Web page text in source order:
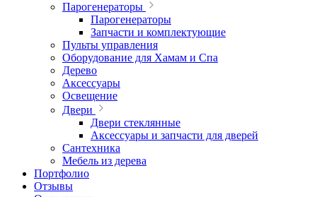
Парогенераторы
Парогенераторы
Запчасти и комплектующие
Пульты управления
Оборудование для Хамам и Спа
Дерево
Аксессуары
Освещение
Двери
Двери стеклянные
Аксессуары и запчасти для дверей
Сантехника
Мебель из дерева
Портфолио
Отзывы